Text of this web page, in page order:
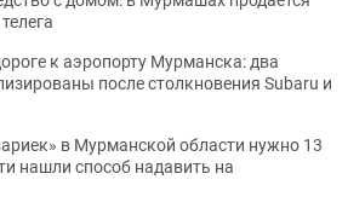
к аэропорту Мурманска: два
после столкновения Subaru и
в Мурманской области нужно 13
нашли способ надавить на